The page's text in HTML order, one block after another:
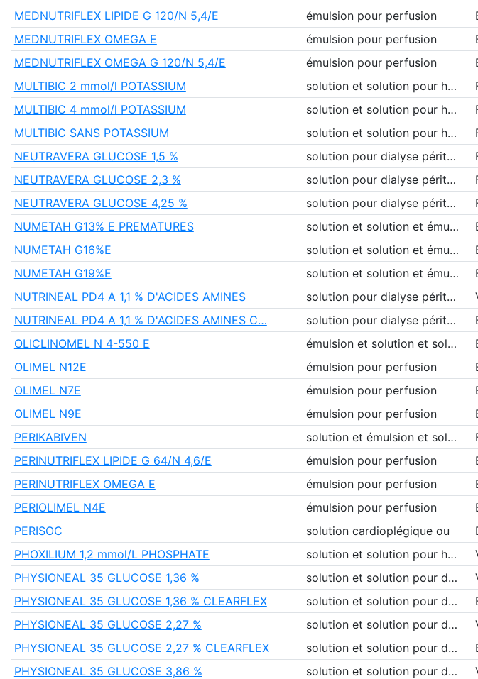
MEDNUTRIFLEX LIPIDE G 120/N 5,4/E
émulsion pour perfusion
MEDNUTRIFLEX OMEGA E
émulsion pour perfusion
MEDNUTRIFLEX OMEGA G 120/N 5,4/E
émulsion pour perfusion
MULTIBIC 2 mmol/l POTASSIUM
solution et solution pour h…
MULTIBIC 4 mmol/l POTASSIUM
solution et solution pour h…
MULTIBIC SANS POTASSIUM
solution et solution pour h…
NEUTRAVERA GLUCOSE 1,5 %
solution pour dialyse périt…
NEUTRAVERA GLUCOSE 2,3 %
solution pour dialyse périt…
NEUTRAVERA GLUCOSE 4,25 %
solution pour dialyse périt…
NUMETAH G13% E PREMATURES
solution et solution et ému…
NUMETAH G16%E
solution et solution et ému…
NUMETAH G19%E
solution et solution et ému…
NUTRINEAL PD4 A 1,1 % D'ACIDES AMINES
solution pour dialyse périt…
NUTRINEAL PD4 A 1,1 % D'ACIDES AMINES C…
solution pour dialyse périt…
OLICLINOMEL N 4-550 E
émulsion et solution et sol…
OLIMEL N12E
émulsion pour perfusion
OLIMEL N7E
émulsion pour perfusion
OLIMEL N9E
émulsion pour perfusion
PERIKABIVEN
solution et émulsion et sol…
PERINUTRIFLEX LIPIDE G 64/N 4,6/E
émulsion pour perfusion
PERINUTRIFLEX OMEGA E
émulsion pour perfusion
PERIOLIMEL N4E
émulsion pour perfusion
PERISOC
solution cardioplégique ou
PHOXILIUM 1,2 mmol/L PHOSPHATE
solution et solution pour h…
PHYSIONEAL 35 GLUCOSE 1,36 %
solution et solution pour d…
PHYSIONEAL 35 GLUCOSE 1,36 % CLEARFLEX
solution et solution pour d…
PHYSIONEAL 35 GLUCOSE 2,27 %
solution et solution pour d…
PHYSIONEAL 35 GLUCOSE 2,27 % CLEARFLEX
solution et solution pour d…
PHYSIONEAL 35 GLUCOSE 3,86 %
solution et solution pour d…